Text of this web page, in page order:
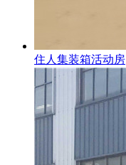
住人集装箱活动房